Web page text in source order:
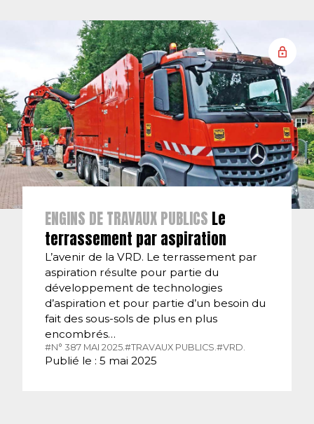
ENGINS DE TRAVAUX PUBLICS Le
terrassement par aspiration
L’avenir de la VRD. Le terrassement par
aspiration résulte pour partie du
développement de technologies
d’aspiration et pour partie d’un besoin du
fait des sous-sols de plus en plus
encombrés…
#N° 387 MAI 2025. #TRAVAUX PUBLICS. #VRD.
Publié le : 5 mai 2025